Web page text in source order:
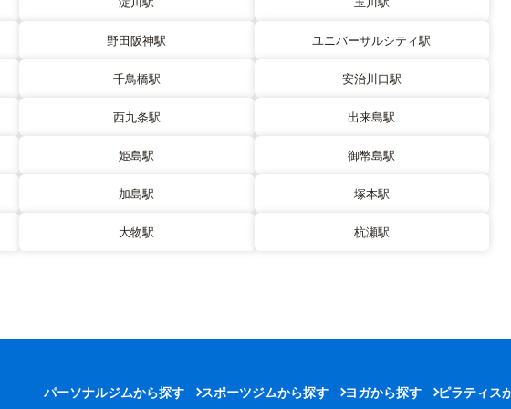
野田阪神駅 ユニバーサルシティ駅
千鳥橋駅 安治川口駅
西九条駅 出来島駅
姫島駅 御幣島駅
加島駅 塚本駅
大物駅 杭瀬駅
パーソナルジムから探す スポーツジムから探す ヨガから探す ピラティス